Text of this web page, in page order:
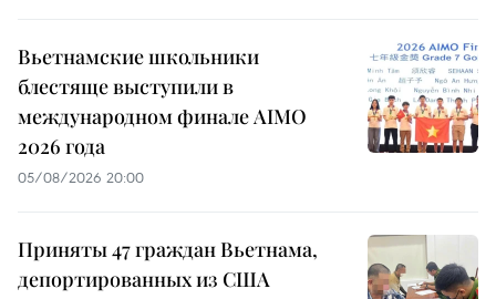
Вьетнамские школьники
блестяще выступили в
международном финале AIMO
2026 года
05/08/2026 20:00
Приняты 47 граждан Вьетнама,
депортированных из США